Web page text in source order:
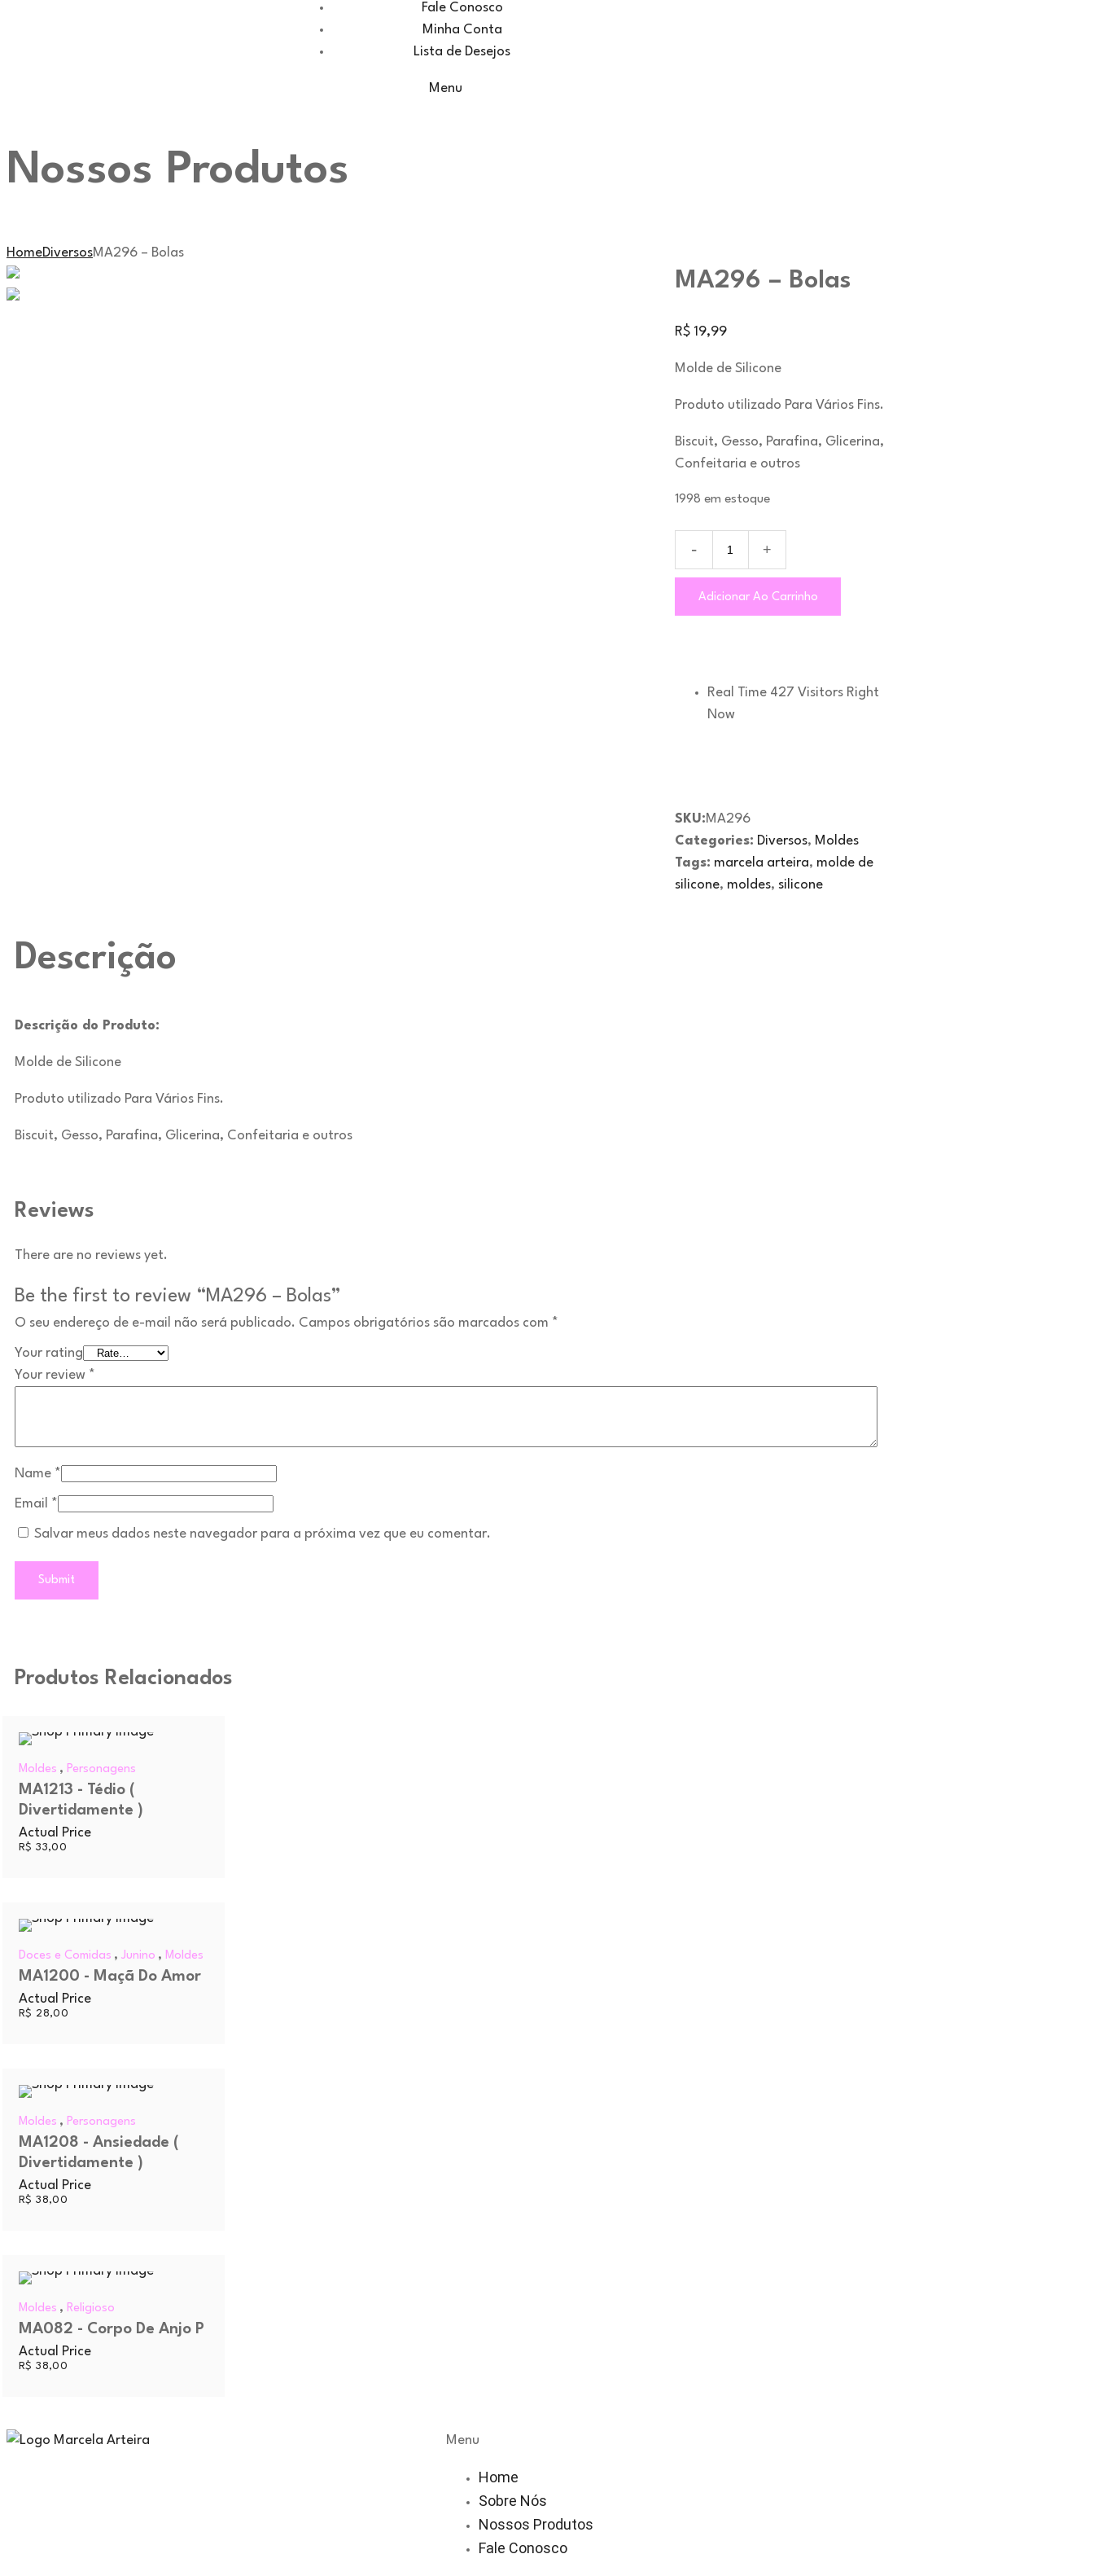
Fale Conosco
Minha Conta
Lista de Desejos
Menu
Nossos Produtos
HomeDiversosMA296 – Bolas
MA296 – Bolas
R$19,99
Molde de Silicone
Produto utilizado Para Vários Fins.
Biscuit, Gesso, Parafina, Glicerina,
Confeitaria e outros
1998 em estoque
Adicionar Ao Carrinho
Real Time 427 Visitors Right
Now
SKU:MA296
Categories: Diversos, Moldes
Tags: marcela arteira, molde de
silicone, moldes, silicone
Descrição
Descrição do Produto:
Molde de Silicone
Produto utilizado Para Vários Fins.
Biscuit, Gesso, Parafina, Glicerina, Confeitaria e outros
Reviews
There are no reviews yet.
Be the first to review “MA296 – Bolas”
O seu endereço de e-mail não será publicado. Campos obrigatórios são marcados com *
Your rating
Your review *
Name *
Email *
Salvar meus dados neste navegador para a próxima vez que eu comentar.
Produtos Relacionados
Moldes , Personagens
MA1213 - Tédio (
Divertidamente )
Actual Price
R$ 33,00
Doces e Comidas , Junino , Moldes
MA1200 - Maçã Do Amor
Actual Price
R$ 28,00
Moldes , Personagens
MA1208 - Ansiedade (
Divertidamente )
Actual Price
R$ 38,00
Moldes , Religioso
MA082 - Corpo De Anjo P
Actual Price
R$ 38,00
Menu
Home
Sobre Nós
Nossos Produtos
Fale Conosco